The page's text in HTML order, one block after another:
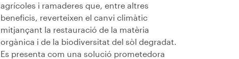
agrícoles i ramaderes que, entre altres
beneficis, reverteixen el canvi climàtic
mitjançant la restauració de la matèria
orgànica i de la biodiversitat del sòl degradat.
Es presenta com una solució prometedora